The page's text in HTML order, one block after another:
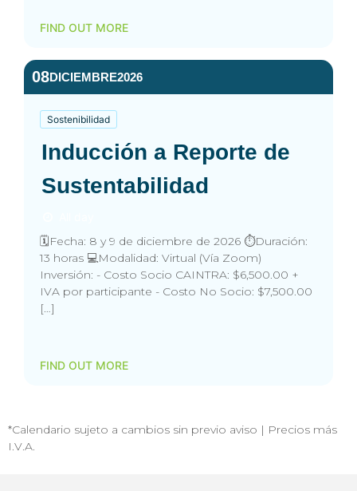
FIND OUT MORE
08DICIEMBRE2026
Sostenibilidad
Inducción a Reporte de
Sustentabilidad
🗓️Fecha: 8 y 9 de diciembre de 2026 ⏱️Duración:
13 horas 💻Modalidad: Virtual (Vía Zoom)
Inversión: - Costo Socio CAINTRA: $6,500.00 +
IVA por participante - Costo No Socio: $7,500.00
[…]
FIND OUT MORE
*Calendario sujeto a cambios sin previo aviso | Precios más
I.V.A.